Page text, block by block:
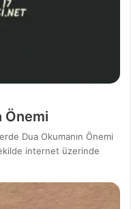
Önemi
Dua Okumanın Önemi
internet üzerinde